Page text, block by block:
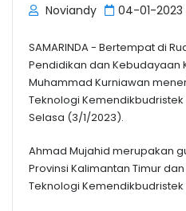
Noviandy 04-01-2023
SAMARINDA - Bertempat di
Pendidikan dan Kebudayaan
Muhammad Kurniawan
Teknologi
Selasa (3/1/2023).
Ahmad Mujahid merupakan
Provinsi Kalimantan Timur
Teknologi